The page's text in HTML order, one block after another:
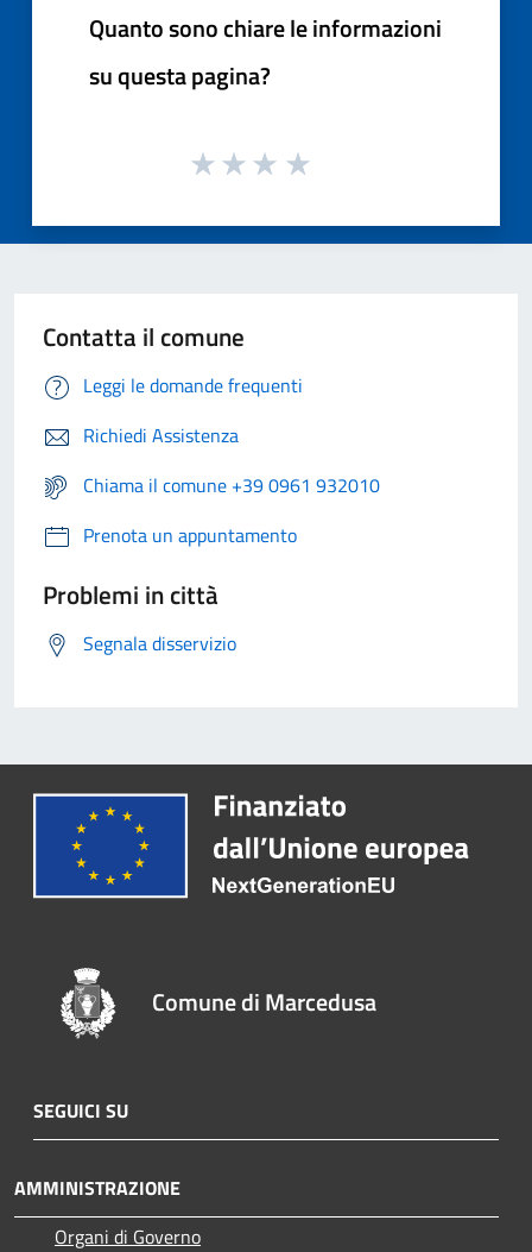
Quanto sono chiare le informazioni
su questa pagina?
Contatta il comune
Leggi le domande frequenti
Richiedi Assistenza
Chiama il comune +39 0961 932010
Prenota un appuntamento
Problemi in città
Segnala disservizio
Comune di Marcedusa
SEGUICI SU
AMMINISTRAZIONE
Organi di Governo